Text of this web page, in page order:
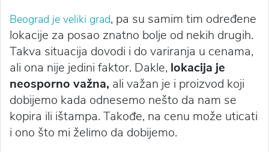
Beograd je veliki grad, pa su samim tim određene
lokacije za posao znatno bolje od nekih drugih.
Takva situacija dovodi i do variranja u cenama,
ali ona nije jedini faktor. Dakle, lokacija je
neosporno važna, ali važan je i proizvod koji
dobijemo kada odnesemo nešto da nam se
kopira ili ištampa. Takođe, na cenu može uticati
i ono što mi želimo da dobijemo.